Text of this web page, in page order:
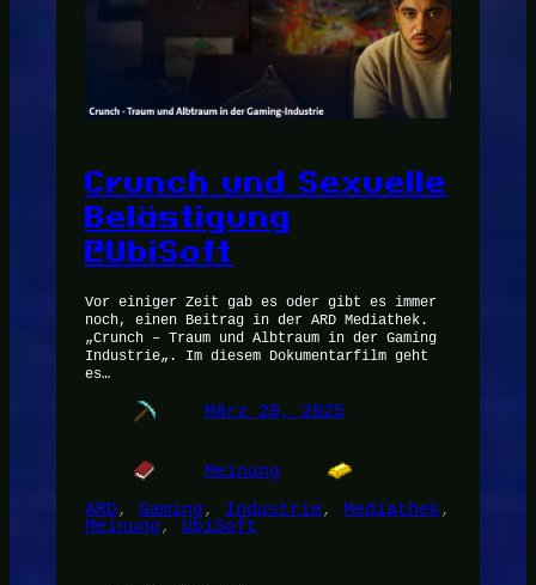
Crunch und Sexuelle
Belästigung
@UbiSoft
Vor einiger Zeit gab es oder gibt es immer
noch, einen Beitrag in der ARD Mediathek.
„Crunch – Traum und Albtraum in der Gaming
Industrie„. Im diesem Dokumentarfilm geht
es…
März 20, 2025
Meinung
ARD, Gaming, Industrie, Mediathek
Meinung, UbiSoft